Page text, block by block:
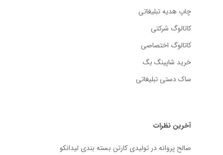
چاپ هدیه تبلیغاتی
کاتالوگ شرکتی
کاتالوگ اختصاصی
خرید شاپینگ بگ
ساک دستی تبلیغاتی
آخرین نظرات
صالح پروانهدر تولیدی کارتن بسته‌ بندی لیدانکو